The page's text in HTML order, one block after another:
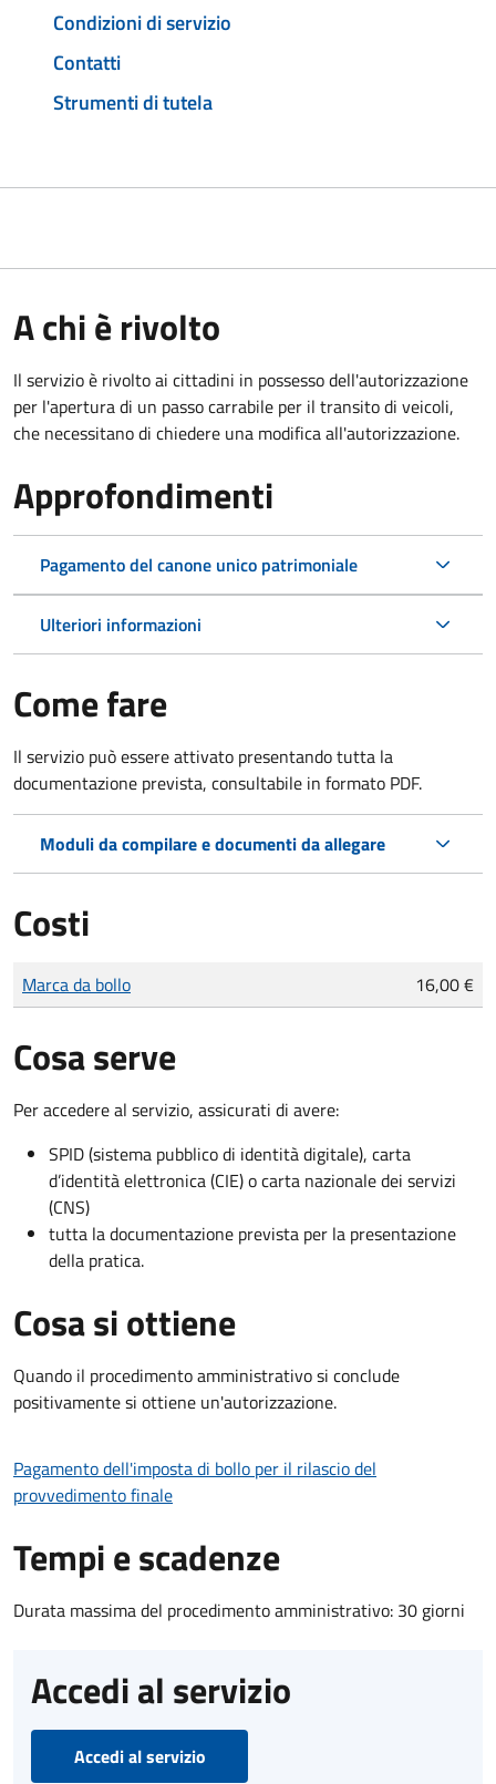
Condizioni di servizio
Contatti
Strumenti di tutela
A chi è rivolto
Il servizio è rivolto ai cittadini in possesso dell'autorizzazione
per l'apertura di un passo carrabile per il transito di veicoli,
che necessitano di chiedere una modifica all'autorizzazione.
Approfondimenti
Pagamento del canone unico patrimoniale
Ulteriori informazioni
Come fare
Il servizio può essere attivato presentando tutta la
documentazione prevista, consultabile in formato PDF.
Moduli da compilare e documenti da allegare
Costi
Tipo di pagamento
Importo
Marca da bollo 16,00 €
Cosa serve
Per accedere al servizio, assicurati di avere:
SPID (sistema pubblico di identità digitale), carta
d’identità elettronica (CIE) o carta nazionale dei servizi
(CNS)
tutta la documentazione prevista per la presentazione
della pratica.
Cosa si ottiene
Quando il procedimento amministrativo si conclude
positivamente si ottiene un'autorizzazione.
Pagamento dell'imposta di bollo per il rilascio del
provvedimento finale
Tempi e scadenze
Durata massima del procedimento amministrativo: 30 giorni
Accedi al servizio
Accedi al servizio